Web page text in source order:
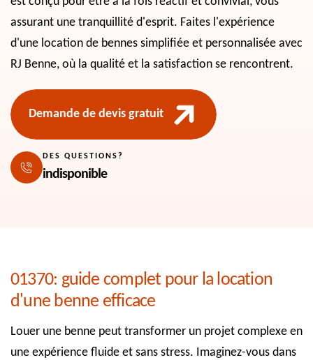
assurant une tranquillité d'esprit. Faites l'expérience
d'une location de bennes simplifiée et personnalisée avec
RJ Benne, où la qualité et la satisfaction se rencontrent.
Demande de devis gratuit
DES QUESTIONS?
indisponible
01370: guide complet pour la location
d'une benne efficace
Louer une benne peut transformer un projet complexe en
une expérience fluide et sans stress. Imaginez-vous dans